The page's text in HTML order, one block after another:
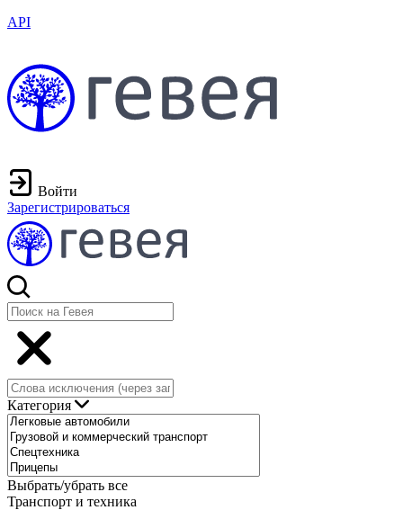
API
Войти
Зарегистрироваться
Категория
Выбрать/убрать все
Транспорт и техника